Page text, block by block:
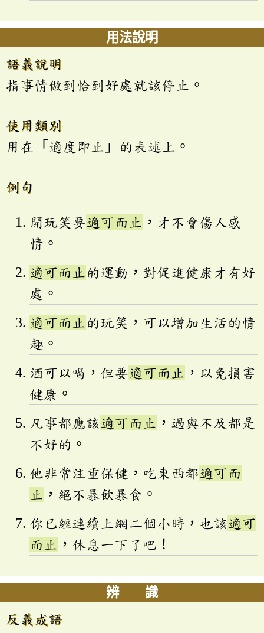
用法說明
語義說明
指事情做到恰到好處就該停止。
使用類別
用在「適度即止」的表述上。
例句
開玩笑要適可而止 ，才不會傷人感
情。
適可而止 的運動，對促進健康才有好
處。
適可而止 的玩笑，可以增加生活的情
趣。
酒可以喝，但要適可而止 ，以免損害
健康。
凡事都應該適可而止 ，過與不及都是
不好的。
他非常注重保健，吃東西都適可而
止 ，絕不暴飲暴食。
你已經連續上網二個小時，也該適可
而止 ，休息一下了吧！
辨 識
反義成語